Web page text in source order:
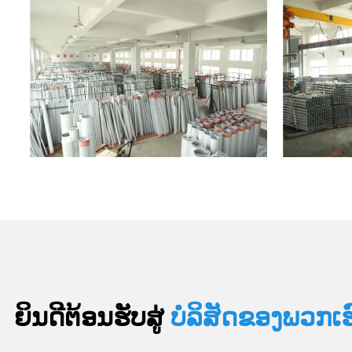
ຍິນ​ດີ​ຕ້ອນ​ຮັບ​ສູ່ ບໍລິສັດຂອງພວກເ